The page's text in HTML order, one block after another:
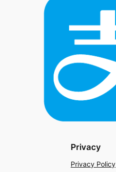
Privacy
Privacy Policy